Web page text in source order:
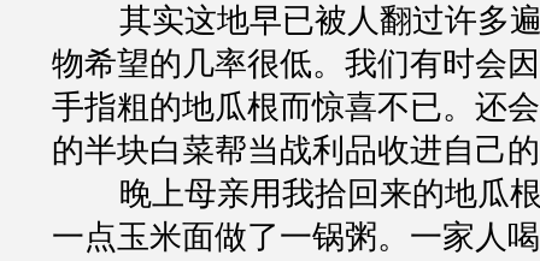
其实这地早已被人翻过许多
物希望的几率很低。我们有时会
手指粗的地瓜根而惊喜不已。还
的半块白菜帮当战利品收进自己
晚上母亲用我拾回来的地瓜
一点玉米面做了一锅粥。一家人